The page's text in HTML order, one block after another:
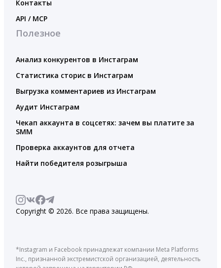
Контакты
API / MCP
Полезное
Анализ конкурентов в Инстаграм
Статистика сторис в Инстаграм
Выгрузка комментариев из Инстаграм
Аудит Инстаграм
Чекап аккаунта в соцсетях: зачем вы платите за
SMM
Проверка аккаунтов для отчета
Найти победителя розыгрыша
Copyright © 2026. Все права защищены.
*Instagram и Facebook принадлежат компании Meta Platforms
Inc., признанной экстремистской организацией, деятельность